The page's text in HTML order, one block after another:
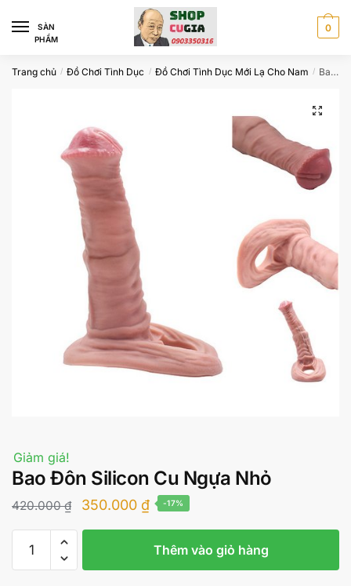
navigation
content
SÀN
PHẨM
0
Trang chủ / Đồ Chơi Tình Dục / Đồ Chơi Tình Dục Mới Lạ Cho Nam / Bao Đôn Silicon Cu Ngựa Nhỏ
Giảm giá!
Bao Đôn Silicon Cu Ngựa Nhỏ
420.000₫
Giá
gốc
420.000 ₫.
350.000 ₫Giá
hiện
tại
là:
-17%
Đôn
Thêm vào giỏ hàng